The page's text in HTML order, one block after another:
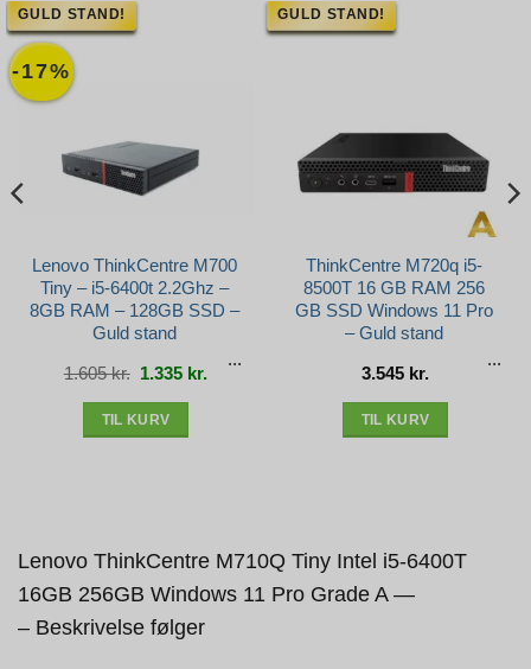
-17%
GULD STAND!
Lenovo ThinkCentre M700
Tiny – i5-6400t 2.2Ghz –
8GB RAM – 128GB SSD –
Guld stand
1.605kr. Den
oprindelige
pris
1.335 kr. Den
aktuelle
pris
TIL KURV
GULD STAND!
ThinkCentre M720q i5-
8500T 16 GB RAM 256
GB SSD Windows 11 Pro
– Guld stand
3.545 kr.
TIL KURV
Lenovo ThinkCentre M710Q Tiny Intel i5-6400T
16GB 256GB Windows 11 Pro Grade A —
– Beskrivelse følger